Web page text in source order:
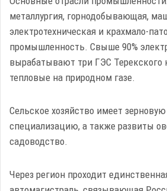
металлургия, горнодобывающая,
электротехническая и крахмало-
промышленность. Свыше 90%
вырабатывают три ГЭС Терекского
тепловые на природном газе.
Сельское хозяйство имеет
специализацию, а также развиты
садоводство.
Через регион проходит